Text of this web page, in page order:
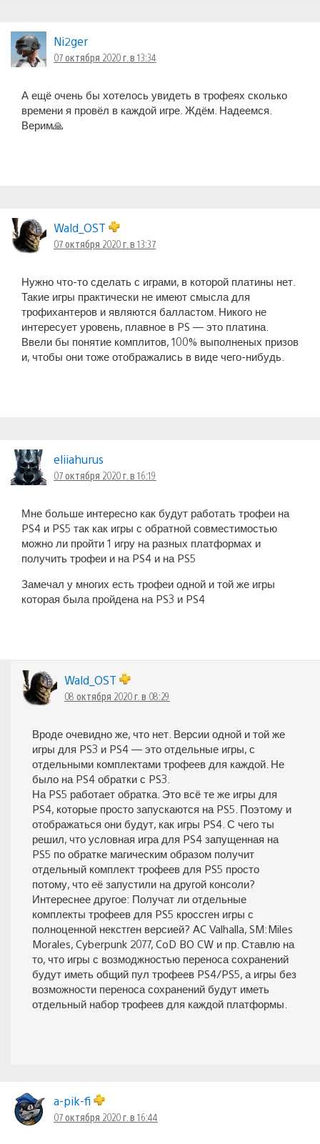
Ni2ger
07 октября 2020 г. в 13:34
А ещё очень бы хотелось увидеть в трофеях сколько
времени я провёл в каждой игре. Ждём. Надеемся.
Верим🙏
Wald_OST
07 октября 2020 г. в 13:37
Нужно что-то сделать с играми, в которой платины нет.
Такие игры практически не имеют смысла для
трофихантеров и являются балластом. Никого не
интересует уровень, плавное в PS — это платина.
Ввели бы понятие комплитов, 100% выполненых призов
и, чтобы они тоже отображались в виде чего-нибудь.
eliiahurus
07 октября 2020 г. в 16:19
Мне больше интересно как будут работать трофеи на
PS4 и PS5 так как игры с обратной совместимостью
можно ли пройти 1 игру на разных платформах и
получить трофеи и на PS4 и на PS5
Замечал у многих есть трофеи одной и той же игры
которая была пройдена на PS3 и PS4
Wald_OST
08 октября 2020 г. в 08:29
Вроде очевидно же, что нет. Версии одной и той же
игры для PS3 и PS4 — это отдельные игры, с
отдельными комплектами трофеев для каждой. Не
было на PS4 обратки с PS3.
На PS5 работает обратка. Это всё те же игры для
PS4, которые просто запускаются на PS5. Поэтому и
отображаться они будут, как игры PS4. С чего ты
решил, что условная игра для PS4 запущенная на
PS5 по обратке магическим образом получит
отдельный комплект трофеев для PS5 просто
потому, что её запустили на другой консоли?
Интереснее другое: Получат ли отдельные
комплекты трофеев для PS5 кроссген игры с
полноценной некстген версией? AC Valhalla, SM:Miles
Morales, Cyberpunk 2077, CoD BO CW и пр. Ставлю на
то, что игры с возмоджностью переноса сохранений
будут иметь общий пул трофеев PS4/PS5, а игры без
возможности переноса сохранений будут иметь
отдельный набор трофеев для каждой платформы.
a-pik-fi
07 октября 2020 г. в 16:44